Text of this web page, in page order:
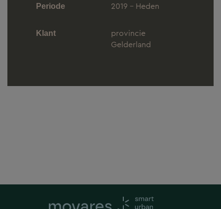
Periode 2019 - Heden
Klant
provincie
Gelderland